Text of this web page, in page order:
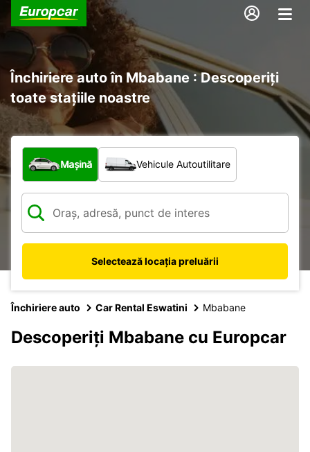
Închiriere auto în Mbabane : Descoperiți
toate stațiile noastre
Ce tip de vehicul?
Mașină Vehicule Autoutilitare
Selectează locația preluării
Închiriere auto Car Rental Eswatini Mbabane
Descoperiți Mbabane cu Europcar